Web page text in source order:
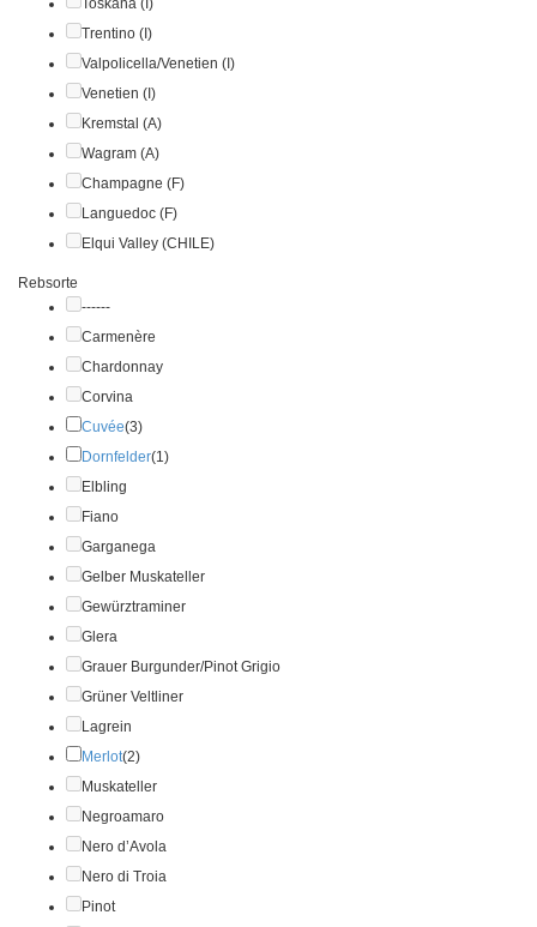
Toskana (I)
Trentino (I)
Valpolicella/Venetien (I)
Venetien (I)
Kremstal (A)
Wagram (A)
Champagne (F)
Languedoc (F)
Elqui Valley (CHILE)
Rebsorte
------
Carmenère
Chardonnay
Corvina
Cuvée(3)
Dornfelder(1)
Elbling
Fiano
Garganega
Gelber Muskateller
Gewürztraminer
Glera
Grauer Burgunder/Pinot Grigio
Grüner Veltliner
Lagrein
Merlot(2)
Muskateller
Negroamaro
Nero d’Avola
Nero di Troia
Pinot